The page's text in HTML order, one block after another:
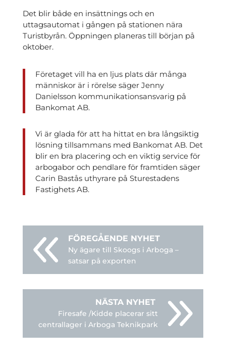
Det blir både en insättnings och en
uttagsautomat i gången på stationen nära
Turistbyrån. Öppningen planeras till början på
oktober.
Företaget vill ha en ljus plats där många
människor är i rörelse säger Jenny
Danielsson kommunikationsansvarig på
Bankomat AB.
Vi är glada för att ha hittat en bra långsiktig
lösning tillsammans med Bankomat AB. Det
blir en bra placering och en viktig service för
arbogabor och pendlare för framtiden säger
Carin Bastås uthyrare på Sturestadens
Fastighets AB.
Ny ägare till Skoogs i Arboga –
satsar på exporten
Firesafe /Kidde placerar sitt
centrallager i Arboga Teknikpark